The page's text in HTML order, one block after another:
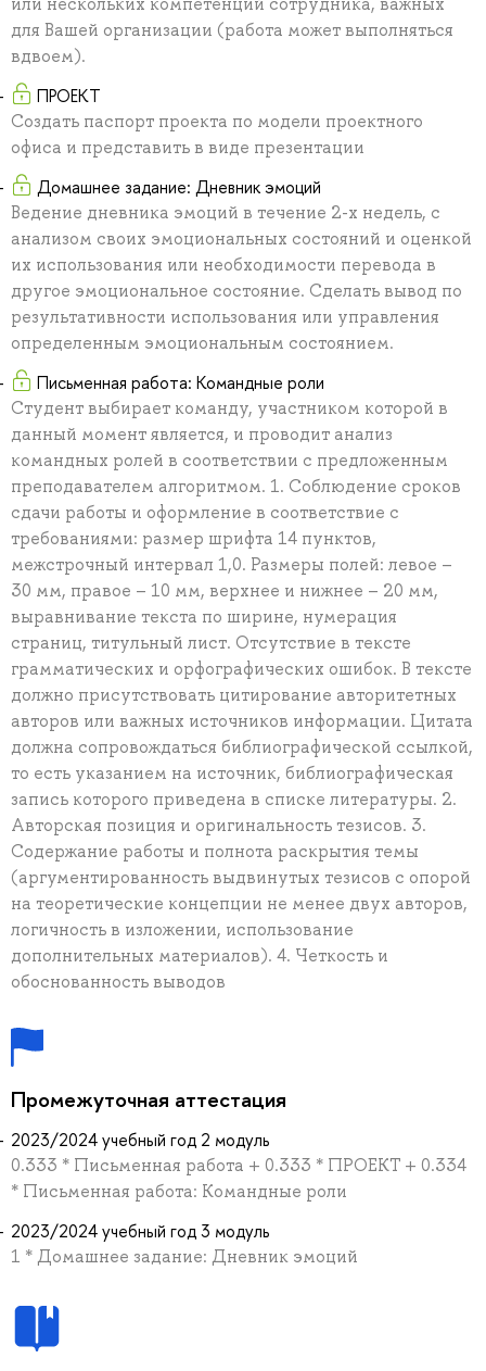
для Вашей организации (работа может выполняться
вдвоем).
ПРОЕКТ
Создать паспорт проекта по модели проектного
офиса и представить в виде презентации
Домашнее задание: Дневник эмоций
Ведение дневника эмоций в течение 2-х недель, с
анализом своих эмоциональных состояний и оценкой
их использования или необходимости перевода в
другое эмоциональное состояние. Сделать вывод по
результативности использования или управления
определенным эмоциональным состоянием.
Письменная работа: Командные роли
Студент выбирает команду, участником которой в
данный момент является, и проводит анализ
командных ролей в соответствии с предложенным
преподавателем алгоритмом. 1. Соблюдение сроков
сдачи работы и оформление в соответствие с
требованиями: размер шрифта 14 пунктов,
межстрочный интервал 1,0. Размеры полей: левое –
30 мм, правое – 10 мм, верхнее и нижнее – 20 мм,
выравнивание текста по ширине, нумерация
страниц, титульный лист. Отсутствие в тексте
грамматических и орфографических ошибок. В тексте
должно присутствовать цитирование авторитетных
авторов или важных источников информации. Цитата
должна сопровождаться библиографической ссылкой,
то есть указанием на источник, библиографическая
запись которого приведена в списке литературы. 2.
Авторская позиция и оригинальность тезисов. 3.
Содержание работы и полнота раскрытия темы
(аргументированность выдвинутых тезисов с опорой
на теоретические концепции не менее двух авторов,
логичность в изложении, использование
дополнительных материалов). 4. Четкость и
обоснованность выводов
Промежуточная аттестация
2023/2024 учебный год 2 модуль
0.333 * Письменная работа + 0.333 * ПРОЕКТ + 0.334
* Письменная работа: Командные роли
2023/2024 учебный год 3 модуль
1 * Домашнее задание: Дневник эмоций